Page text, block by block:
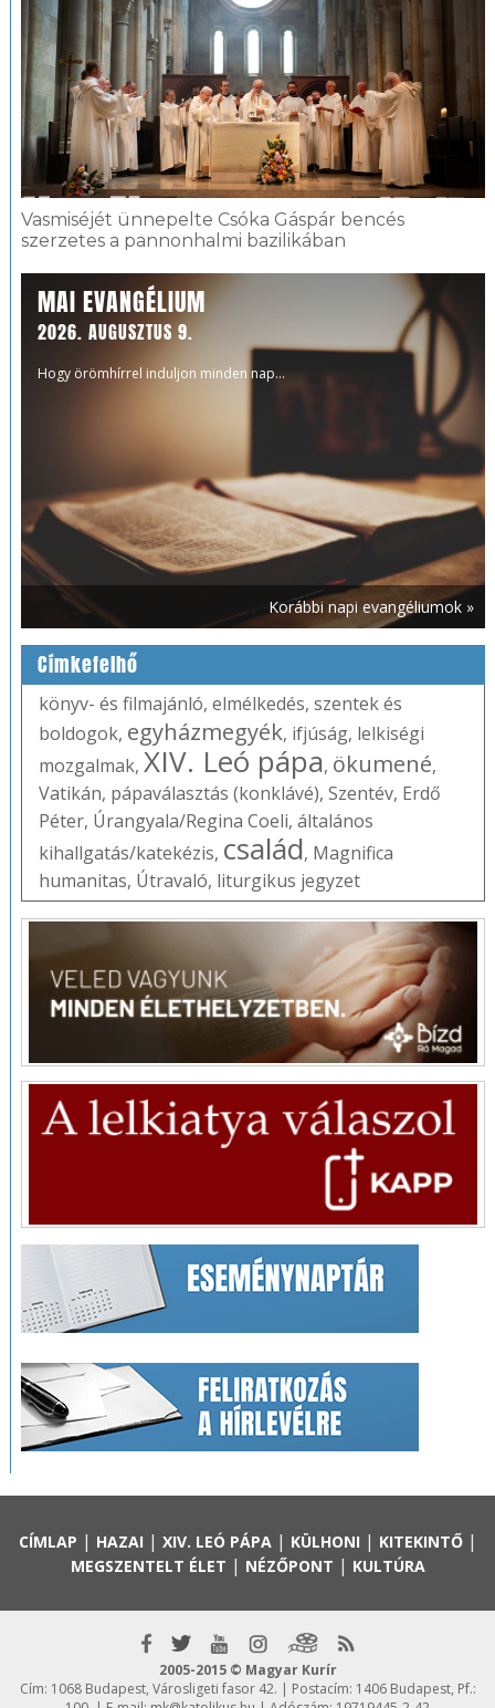
Vasmiséjét ünnepelte Csóka Gáspár bencés
szerzetes a pannonhalmi bazilikában
MAI EVANGÉLIUM
2026. AUGUSZTUS 9.
Hogy örömhírrel induljon minden nap...
Korábbi napi evangéliumok »
Címkefelhő
könyv- és filmajánló, elmélkedés, szentek és
boldogok, egyházmegyék, ifjúság, lelkiségi
mozgalmak, XIV. Leó pápa, ökumené,
Vatikán, pápaválasztás (konklávé), Szentév, Erdő
Péter, Úrangyala/Regina Coeli, általános
kihallgatás/katekézis, család, Magnifica
humanitas, Útravaló, liturgikus jegyzet
CÍMLAP | HAZAI | XIV. LEÓ PÁPA| KÜLHONI | KITEKINTŐ|
MEGSZENTELT ÉLET | NÉZŐPONT | KULTÚRA
2005-2015 © Magyar Kurír
Cím: 1068 Budapest, Városligeti fasor 42. | Postacím: 1406 Budapest, Pf.: